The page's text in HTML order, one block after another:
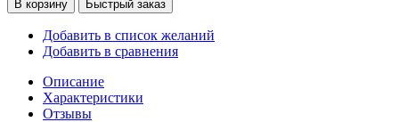
В корзину Быстрый заказ
Добавить в список желаний
Добавить в сравнения
Описание
Характеристики
Отзывы